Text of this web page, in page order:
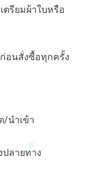
รียมผ้าใบหรือ
อนสั่งซื้อทุกครั้ง
/นำเข้า
ปลายทาง